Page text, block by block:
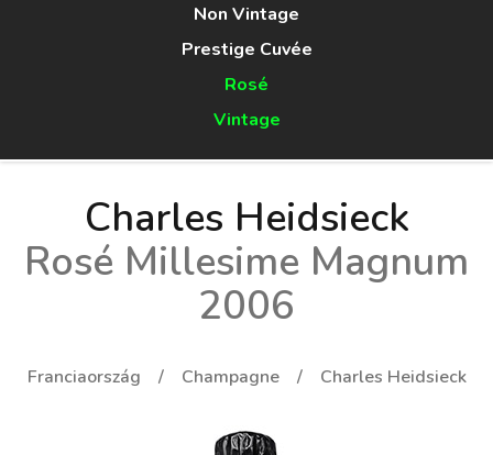
Non Vintage
Prestige Cuvée
Rosé
Vintage
Charles Heidsieck
Rosé Millesime Magnum
2006
Franciaország Champagne Charles Heidsieck